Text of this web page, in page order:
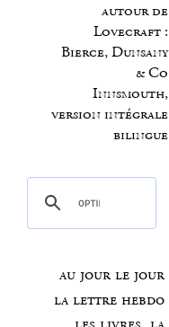
autour de
Lovecraft :
Bierce, Dunsany
& Co
Innsmouth,
version intégrale
bilingue
au jour le jour
la lettre hebdo